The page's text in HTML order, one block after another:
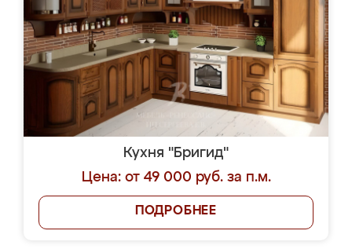
Кухня "Бригид"
Цена: от 49 000 руб. за п.м.
ПОДРОБНЕЕ